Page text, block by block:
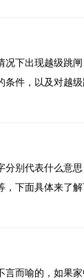
下出现越级跳
件，以及对越
别代表什么意
下面具体来了解
而喻的，如果